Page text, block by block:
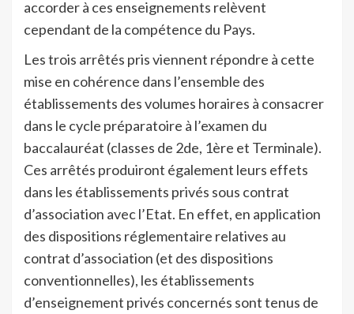
accorder à ces enseignements relèvent
cependant de la compétence du Pays.
Les trois arrêtés pris viennent répondre à cette
mise en cohérence dans l’ensemble des
établissements des volumes horaires à consacrer
dans le cycle préparatoire à l’examen du
baccalauréat (classes de 2de, 1ère et Terminale).
Ces arrêtés produiront également leurs effets
dans les établissements privés sous contrat
d’association avec l’Etat. En effet, en application
des dispositions réglementaire relatives au
contrat d’association (et des dispositions
conventionnelles), les établissements
d’enseignement privés concernés sont tenus de